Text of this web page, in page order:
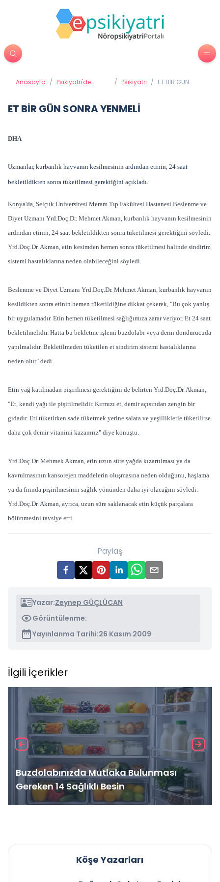
Anasayfa / Psikiyatri'de
/ Psikiyatri / ET BİR GÜN
ET BİR GÜN SONRA YENMELİ
DHA
Uzmanlar, kurbanlık hayvanın kesilmesinin ardından etinin, 24 saat
bekletildikten sonra tüketilmesi gerektiğini açıkladı.
Konya'da, Selçuk Üniversitesi Meram Tıp Fakültesi Hastanesi Beslenme ve
Diyet Uzmanı Yrd.Doç.Dr. Mehmet Akman, kurbanlık hayvanın kesilmesinin
ardından etinin, 24 saat bekletildikten sonra tüketilmesi gerektiğini söyledi.
Yrd.Doç.Dr. Akman, etin kesimden hemen sonra tüketilmesi halinde sindirim
sistemi hastalıklarına neden olabileceğini söyledi.
Beslenme ve Diyet Uzmanı Yrd.Doç.Dr. Mehmet Akman, kurbanlık hayvanın
kesildikten sonra etinin hemen tüketildiğine dikkat çekerek, "Bu çok yanlış
bir uygulamadır. Etin hemen tüketilmesi sağlığımıza zarar veriyor. Et 24 saat
bekletilmelidir. Hatta bu bekletme işlemi buzdolabı veya derin dondurucuda
yapılmalıdır. Bekletilmeden tüketilen et sindirim sistemi hastalıklarına
neden olur" dedi.
Etin yağ katılmadan pişirilmesi gerektiğini de belirten Yrd.Doç.Dr. Akman,
"Et, kendi yağı ile pişirilmelidir. Kırmızı et, demir açısından zengin bir
gıdadır. Eti tüketirken sade tüketmek yerine salata ve yeşilliklerle tüketilirse
daha çok demir vitanimi kazanırız" diye konuştu.
Yrd.Doç.Dr. Mehmek Akman, etin uzun süre yağda kızartılması ya da
kavrulmasının kansorejen maddelerin oluşmasına neden olduğunu, haşlama
ya da fırında pişirilmesinin sağlık yönünden daha iyi olacağını söyledi.
Yrd.Doç.Dr. Akman, ayrıca, uzun süre saklanacak etin küçük parçalara
bölünmesini tavsiye etti.
Paylaş
Yazar:Zeynep GÜÇLÜCAN
Görüntülenme:
Yayınlanma Tarihi:26 Kasım 2009
İlgili İçerikler
Buzdolabınızda Mutlaka Bulunması
Gereken 14 Sağlıklı Besin
Köşe Yazarları